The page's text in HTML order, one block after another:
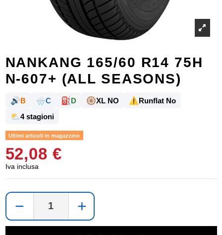
NANKANG 165/60 R14 75H
N-607+ (ALL SEASONS)
🔊B 🌧️C ⛽D 🛞XL NO ⚠️Runflat No
⛅ 4 stagioni
Ultimi articoli in magazzino
52,08 €
Iva inclusa
− +